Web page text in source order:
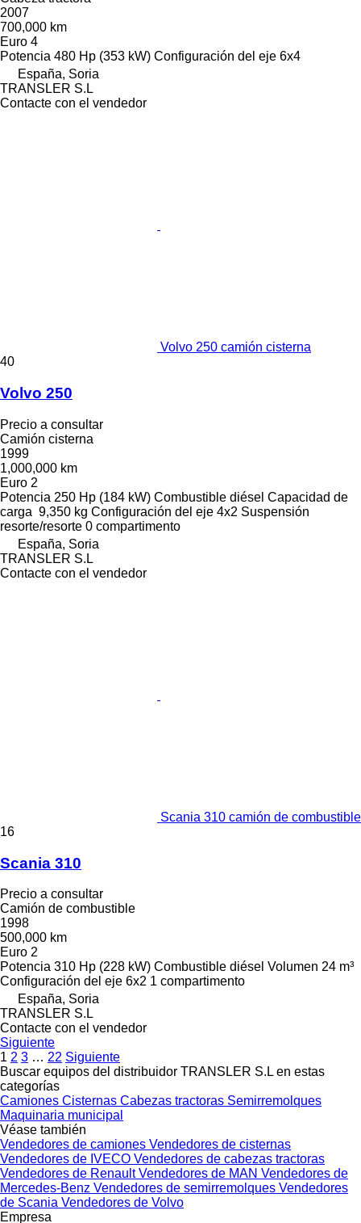
2007
700,000 km
Euro 4
Potencia 480 Hp (353 kW) Configuración del eje 6x4
España, Soria
TRANSLER S.L
Contacte con el vendedor
Volvo 250 camión cisterna
40
Volvo 250
Precio a consultar
Camión cisterna
1999
1,000,000 km
Euro 2
Potencia 250 Hp (184 kW) Combustible diésel Capacidad de
carga 9,350 kg Configuración del eje 4x2 Suspensión
resorte/resorte 0 compartimento
España, Soria
TRANSLER S.L
Contacte con el vendedor
Scania 310 camión de combustible
16
Scania 310
Precio a consultar
Camión de combustible
1998
500,000 km
Euro 2
Potencia 310 Hp (228 kW) Combustible diésel Volumen 24 m³
Configuración del eje 6x2 1 compartimento
España, Soria
TRANSLER S.L
Contacte con el vendedor
Siguiente
1 2 3 … 22 Siguiente
Buscar equipos del distribuidor TRANSLER S.L en estas
categorías
Camiones Cisternas Cabezas tractoras Semirremolques
Maquinaria municipal
Véase también
Vendedores de camiones Vendedores de cisternas
Vendedores de IVECO Vendedores de cabezas tractoras
Vendedores de RenaultVendedores de MAN Vendedores de
Mercedes-Benz Vendedores de semirremolques Vendedores
de Scania Vendedores de Volvo
Empresa